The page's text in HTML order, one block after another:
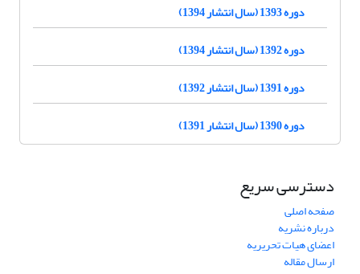
دوره 1393 (سال انتشار 1394)
دوره 1392 (سال انتشار 1394)
دوره 1391 (سال انتشار 1392)
دوره 1390 (سال انتشار 1391)
دسترسی سریع
صفحه اصلی
درباره نشریه
اعضای هیات تحریریه
ارسال مقاله